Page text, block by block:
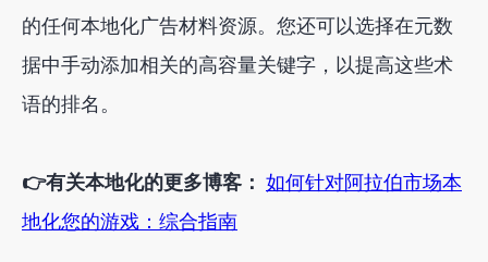
的任何本地化广告材料资源。您还可以选择在元数
据中手动添加相关的高容量关键字，以提高这些术
语的排名。
👉有关本地化的更多博客： 如何针对阿拉伯市场本
地化您的游戏：综合指南